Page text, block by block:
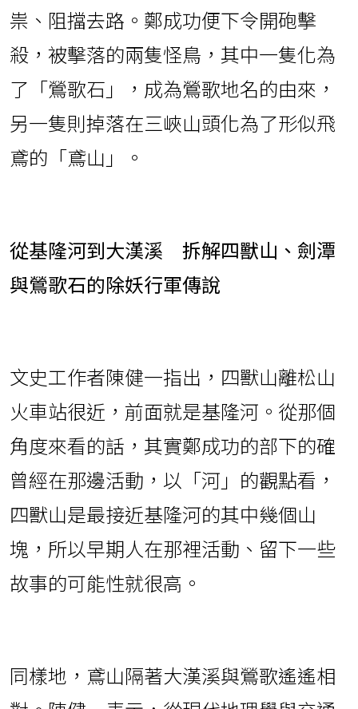
祟、阻擋去路。鄭成功便下令開砲擊
殺，被擊落的兩隻怪鳥，其中一隻化為
了「鶯歌石」，成為鶯歌地名的由來，
另一隻則掉落在三峽山頭化為了形似飛
鳶的「鳶山」。
從基隆河到大漢溪 拆解四獸山、劍潭
與鶯歌石的除妖行軍傳說
文史工作者陳健一指出，四獸山離松山
火車站很近，前面就是基隆河。從那個
角度來看的話，其實鄭成功的部下的確
曾經在那邊活動，以「河」的觀點看，
四獸山是最接近基隆河的其中幾個山
塊，所以早期人在那裡活動、留下一些
故事的可能性就很高。
同樣地，鳶山隔著大漢溪與鶯歌遙遙相